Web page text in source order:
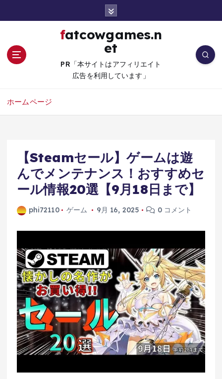
fatcowgames.n
et
PR「本サイトはアフィリエイト
広告を利用しています」
ホームページ
【Steamセール】ゲームは遊
んでメンテナンス！おすすめセ
ール情報20選【9月18日まで】
phi72110 ゲーム 9月 16, 2025 0 コメント